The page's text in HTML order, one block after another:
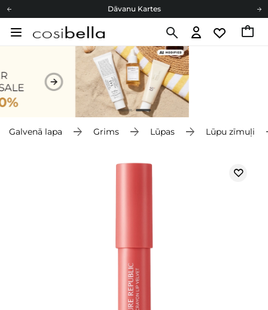
Dāvanu Kartes
Cosibella lojalitātes programma
Dāvanu Kartes
Galvenā lapa Grims Lūpas Lūpu zīmuļi